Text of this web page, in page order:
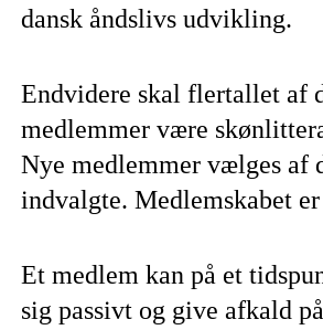
dansk åndslivs udvikling.
Endvidere skal flertallet af
medlemmer være
Nye medlemmer vælges af
indvalgte. Medlemskabet
Et medlem kan på et
sig passivt og give afkald